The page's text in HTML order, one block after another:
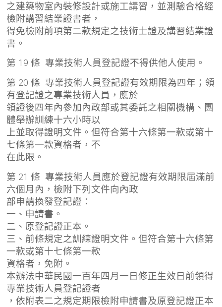
之建築物室內裝修設計或施工講習，並測驗合格經
檢附講習結業證書者，
得免檢附前項第二款規定之技術士證及講習結業證
書。
第 19 條 專業技術人員登記證不得供他人使用。
第 20 條 專業技術人員登記證有效期限為四年；領
有登記證之專業技術人員，應於
領證後四年內參加內政部或其委託之相關機構、團
體舉辦訓練十六小時以
上並取得證明文件。但符合第十六條第一款或第十
七條第一款資格者，不
在此限。
第 21 條 專業技術人員應於登記證有效期限屆滿前
六個月內，檢附下列文件向內政
部申請換發登記證：
一、申請書。
二、原登記證正本。
三、前條規定之訓練證明文件。但符合第十六條第
一款或第十七條第一款
資格者，免附。
本辦法中華民國一百年四月一日修正生效日前領得
專業技術人員登記證者
，依附表二之規定期限檢附申請書及原登記證正本